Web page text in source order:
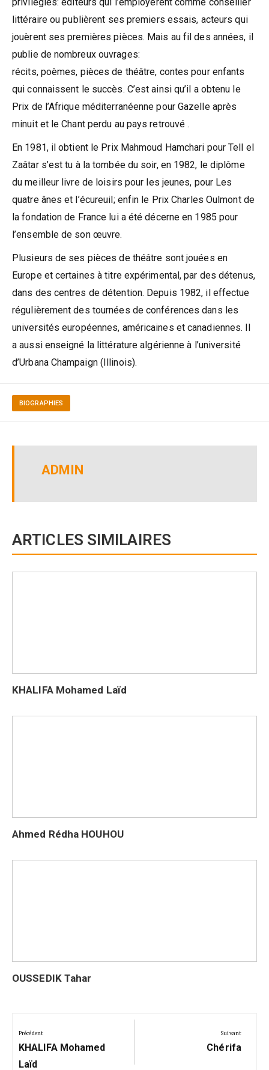
littéraire ou publièrent ses premiers essais, acteurs qui
jouèrent ses premières pièces. Mais au fil des années, il
publie de nombreux ouvrages:
récits, poèmes, pièces de théâtre, contes pour enfants
qui connaissent le succès. C’est ainsi qu’il a obtenu le
Prix de l’Afrique méditerranéenne pour Gazelle après
minuit et le Chant perdu au pays retrouvé .
En 1981, il obtient le Prix Mahmoud Hamchari pour Tell el
Zaâtar s’est tu à la tombée du soir, en 1982, le diplôme
du meilleur livre de loisirs pour les jeunes, pour Les
quatre ânes et l’écureuil; enfin le Prix Charles Oulmont de
la fondation de France lui a été décerne en 1985 pour
l’ensemble de son œuvre.
Plusieurs de ses pièces de théâtre sont jouées en
Europe et certaines à titre expérimental, par des détenus,
dans des centres de détention. Depuis 1982, il effectue
régulièrement des tournées de conférences dans les
universités européennes, américaines et canadiennes. Il
a aussi enseigné la littérature algérienne à l’université
d’Urbana Champaign (Illinois).
BIOGRAPHIES
ADMIN
ARTICLES SIMILAIRES
KHALIFA Mohamed Laïd
Ahmed Rédha HOUHOU
OUSSEDIK Tahar
de
l’article
Précédent
Précédent:
KHALIFA Mohamed
Laïd
Suivant
Suivant:
Chérifa